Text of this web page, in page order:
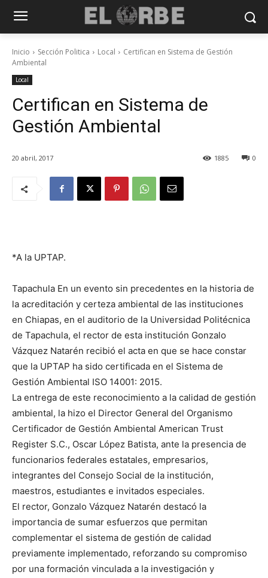
Inicio Sección Politica Local
Certifican en Sistema de Gestión
Ambiental
Local
Certifican en Sistema de
Gestión Ambiental
20 abril, 2017 0
1885
*A la UPTAP.
Tapachula En un evento sin precedentes en la historia de
la acreditación y certeza ambiental de las instituciones
en Chiapas, en el auditorio de la Universidad Politécnica
de Tapachula, el rector de esta institución Gonzalo
Vázquez Natarén recibió el acta en que se hace constar
que la UPTAP ha sido certificada en el Sistema de
Gestión Ambiental ISO 14001: 2015.
La entrega de este reconocimiento a la calidad de gestión
ambiental, la hizo el Director General del Organismo
Certificador de Gestión Ambiental American Trust
Register S.C., Oscar López Batista, ante la presencia de
funcionarios federales estatales, empresarios,
integrantes del Consejo Social de la institución,
maestros, estudiantes e invitados especiales.
El rector, Gonzalo Vázquez Natarén destacó la
importancia de sumar esfuerzos que permitan
complementar el sistema de gestión de calidad
previamente implementado, reforzando su compromiso
por una formación vinculada a la investigación y